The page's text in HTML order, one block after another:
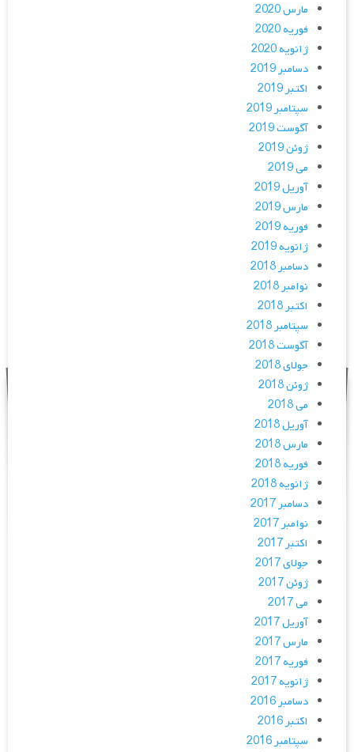
مارس 2020
فوریه 2020
ژانویه 2020
دسامبر 2019
اکتبر 2019
سپتامبر 2019
آگوست 2019
ژوئن 2019
می 2019
آوریل 2019
مارس 2019
فوریه 2019
ژانویه 2019
دسامبر 2018
نوامبر 2018
اکتبر 2018
سپتامبر 2018
آگوست 2018
جولای 2018
ژوئن 2018
می 2018
آوریل 2018
مارس 2018
فوریه 2018
ژانویه 2018
دسامبر 2017
نوامبر 2017
اکتبر 2017
جولای 2017
ژوئن 2017
می 2017
آوریل 2017
مارس 2017
فوریه 2017
ژانویه 2017
دسامبر 2016
اکتبر 2016
سپتامبر 2016